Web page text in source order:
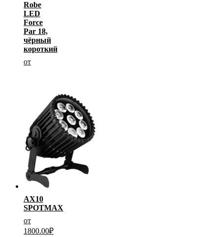
Robe
LED
Force
Par 18,
чёрный
короткий
от
AX10
SPOTMAX
от
1800.00₽